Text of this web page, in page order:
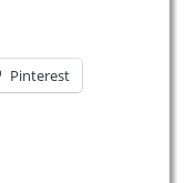
Pinterest